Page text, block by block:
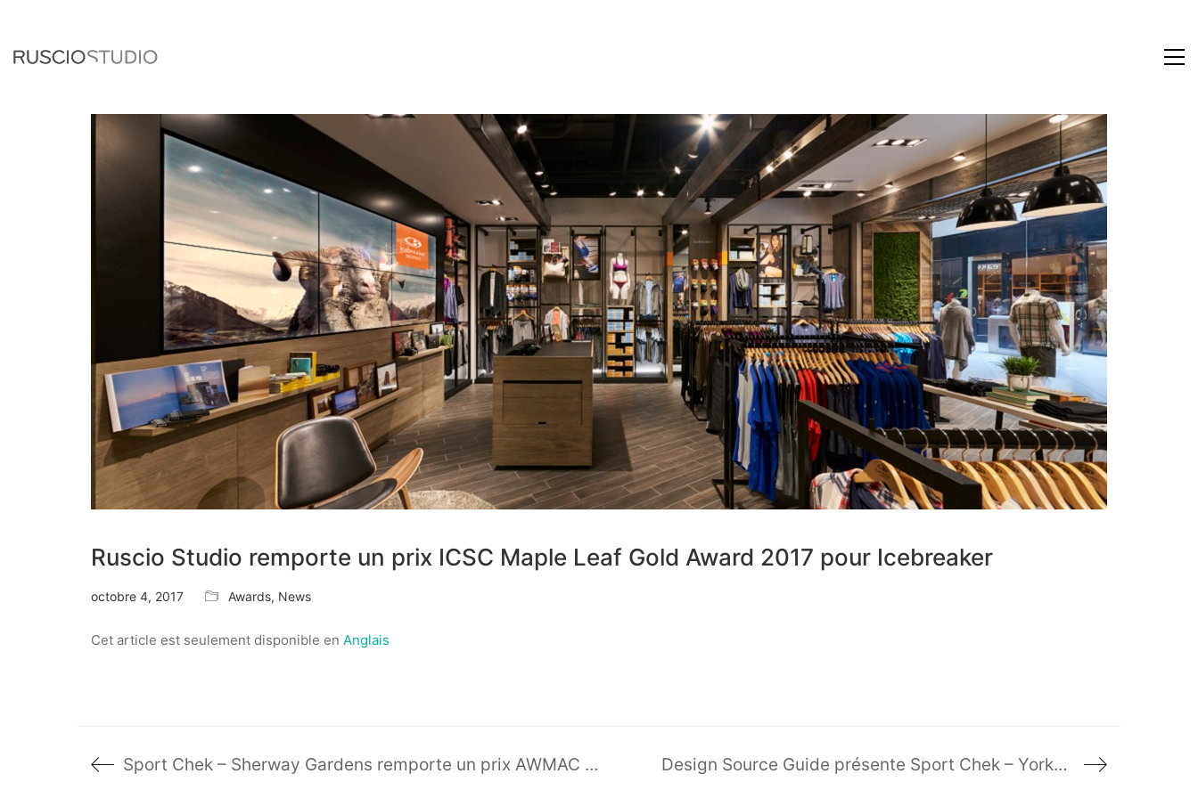
Ruscio Studio remporte un prix ICSC Maple Leaf Gold Award 2017 pour Icebreaker
octobre 4, 2017 Awards, News
Cet article est seulement disponible en Anglais
Sport Chek – Sherway Gardens remporte un prix AWMAC 2017 Design Source Guide présente Sport Chek – Yorkdale